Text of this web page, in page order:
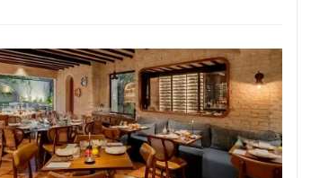
Como
Escolher
o
Forno
Ideal